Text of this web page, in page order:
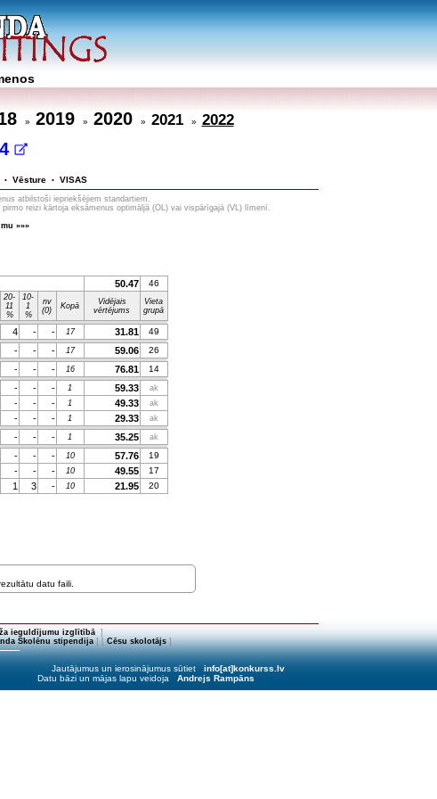
» 2019» 2020» 2021» 2022
• Vēsture • VISAS
atbilstoši iepriekšējiem standartiem.
reizi kārtoja eksāmenus optimāljā (OL) vai vispārīgajā (VL) līmenī.
»»»
50.47 46
20-
11
%
10-
1
%
nv
(0)
Kopā
Vidējais
vērtējums
Vieta
grupā
4 - - 17 31.81
49
- - - 17 59.06
26
- - - 16 76.81
14
- - - 1 59.33 ak
- - - 1 49.33 ak
- - - 1 29.33 ak
- - - 1 35.25 ak
- - - 10 57.76
19
- - - 10 49.55
17
1 3 - 10 21.95 20
datu faili.
ieguldījumu izglītībā ]
Skolēnu stipendija] [Cēsu skolotājs]
Jautājumus un ierosinājumus sūtiet info[at]konkurss.lv
Datu bāzi un mājas lapu veidoja Andrejs Rampāns